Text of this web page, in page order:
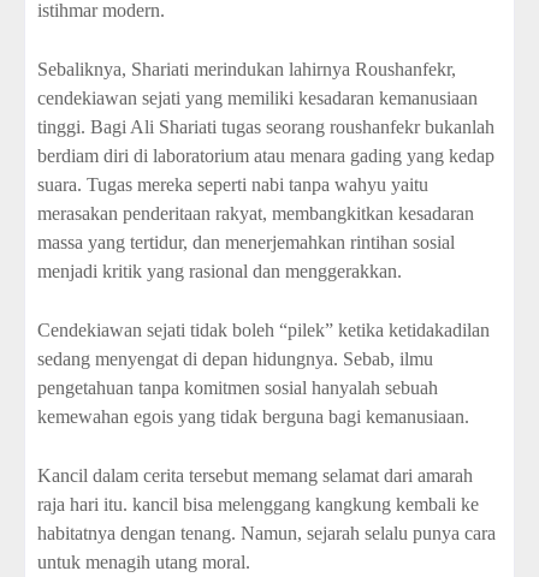
istihmar modern.
Sebaliknya, Shariati merindukan lahirnya Roushanfekr,
cendekiawan sejati yang memiliki kesadaran kemanusiaan
tinggi. Bagi Ali Shariati tugas seorang roushanfekr bukanlah
berdiam diri di laboratorium atau menara gading yang kedap
suara. Tugas mereka seperti nabi tanpa wahyu yaitu
merasakan penderitaan rakyat, membangkitkan kesadaran
massa yang tertidur, dan menerjemahkan rintihan sosial
menjadi kritik yang rasional dan menggerakkan.
Cendekiawan sejati tidak boleh “pilek” ketika ketidakadilan
sedang menyengat di depan hidungnya. Sebab, ilmu
pengetahuan tanpa komitmen sosial hanyalah sebuah
kemewahan egois yang tidak berguna bagi kemanusiaan.
Kancil dalam cerita tersebut memang selamat dari amarah
raja hari itu. kancil bisa melenggang kangkung kembali ke
habitatnya dengan tenang. Namun, sejarah selalu punya cara
untuk menagih utang moral.